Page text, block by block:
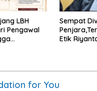
LBH
Pengawal
Sempat
Etik
for You